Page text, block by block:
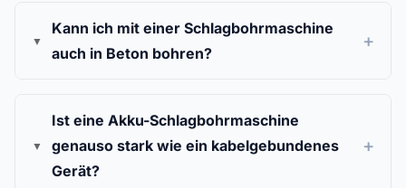
Kann ich mit einer Schlagbohrmaschine
auch in Beton bohren?
Ist eine Akku-Schlagbohrmaschine
genauso stark wie ein kabelgebundenes
Gerät?